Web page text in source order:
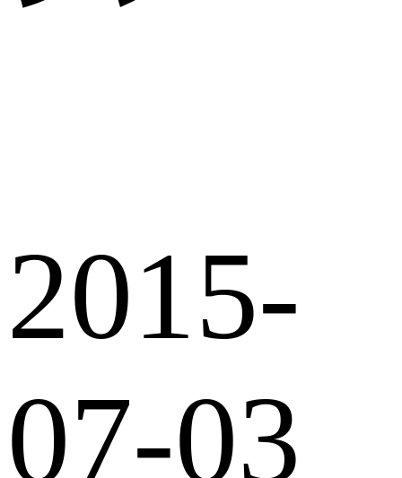
2015-
07-03